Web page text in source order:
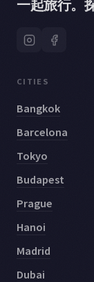
一起旅行。
CITIES
Bangkok
Barcelona
Tokyo
Budapest
Prague
Hanoi
Madrid
Dubai